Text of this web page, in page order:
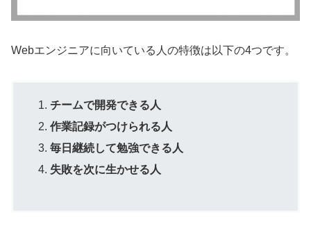
Webエンジニアに向いている人の特徴は以下の4つです。
チームで開発できる人
作業記録がつけられる人
毎日継続して勉強できる人
失敗を次に生かせる人